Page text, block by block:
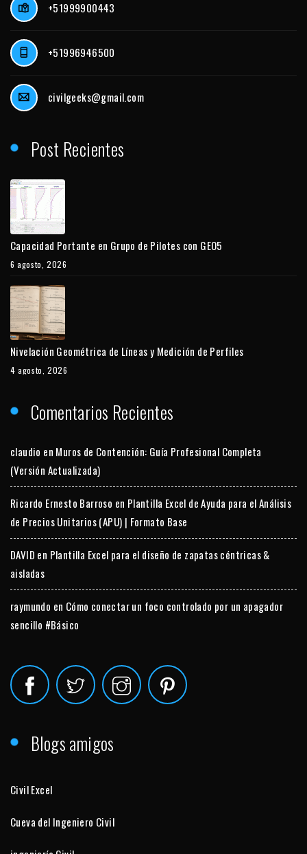
+51999900443
+51996946500
civilgeeks@gmail.com
Post Recientes
Capacidad Portante en Grupo de Pilotes con GEO5
6 agosto, 2026
Nivelación Geométrica de Líneas y Medición de Perfiles
4 agosto, 2026
Comentarios Recientes
claudio en Muros de Contención: Guía Profesional Completa
(Versión Actualizada)
Ricardo Ernesto Barroso en Plantilla Excel de Ayuda para el Análisis
de Precios Unitarios (APU) | Formato Base
DAVID en Plantilla Excel para el diseño de zapatas céntricas &
aisladas
raymundo en Cómo conectar un foco controlado por un apagador
sencillo #Básico
Blogs amigos
Civil Excel
Cueva del Ingeniero Civil